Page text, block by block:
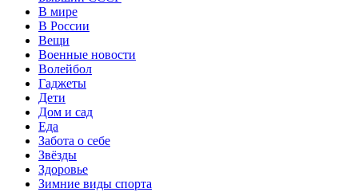
В мире
В России
Вещи
Военные новости
Волейбол
Гаджеты
Дети
Дом и сад
Еда
Забота о себе
Звёзды
Здоровье
Зимние виды спорта